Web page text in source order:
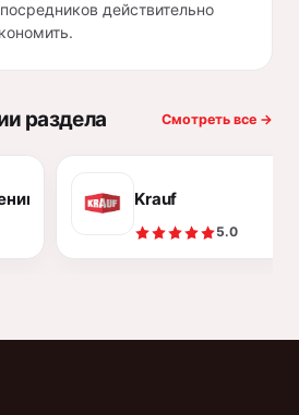
действительно
раздела Смотреть все →
Авто" Krauf
5.0